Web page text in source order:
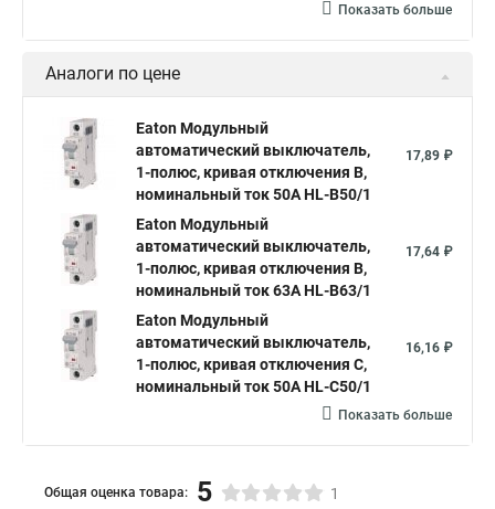
Показать больше
Аналоги по цене
Eaton Модульный
автоматический выключатель,
1-полюс, кривая отключения B,
номинальный ток 50А HL-B50/1
17,89 ₽
Eaton Модульный
автоматический выключатель,
1-полюс, кривая отключения B,
номинальный ток 63А HL-B63/1
17,64 ₽
Eaton Модульный
автоматический выключатель,
1-полюс, кривая отключения C,
номинальный ток 50А HL-C50/1
16,16 ₽
Показать больше
Общая оценка товара: 5 1